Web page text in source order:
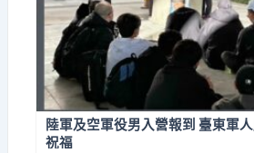
陸軍及空軍役男入營報到 臺東軍
祝福